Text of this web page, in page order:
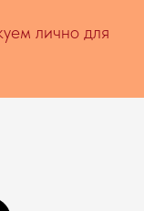
лично для